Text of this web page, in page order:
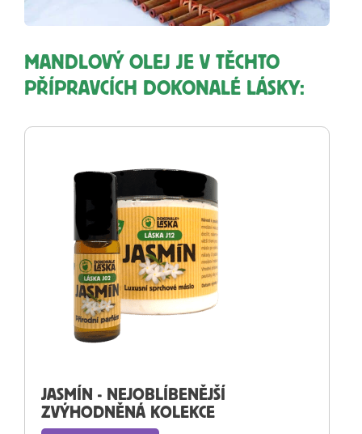
MANDLOVÝ OLEJ JE V TĚCHTO
PŘÍPRAVCÍCH DOKONALÉ LÁSKY:
JASMÍN - NEJOBLÍBENĚJŠÍ
ZVÝHODNĚNÁ KOLEKCE